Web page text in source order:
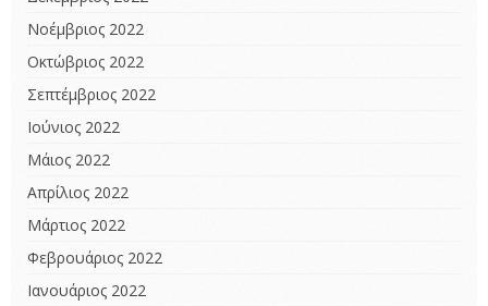
Νοέμβριος 2022
Οκτώβριος 2022
Σεπτέμβριος 2022
Ιούνιος 2022
Μάιος 2022
Απρίλιος 2022
Μάρτιος 2022
Φεβρουάριος 2022
Ιανουάριος 2022